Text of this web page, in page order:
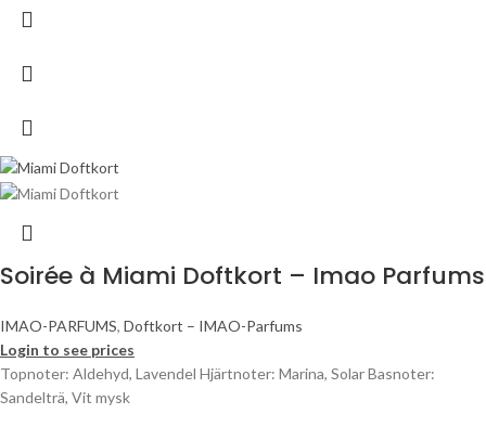
Soirée à Miami Doftkort – Imao Parfums
IMAO-PARFUMS, Doftkort – IMAO-Parfums
Login to see prices
Topnoter: Aldehyd, Lavendel Hjärtnoter: Marina, Solar Basnoter:
Sandelträ, Vit mysk